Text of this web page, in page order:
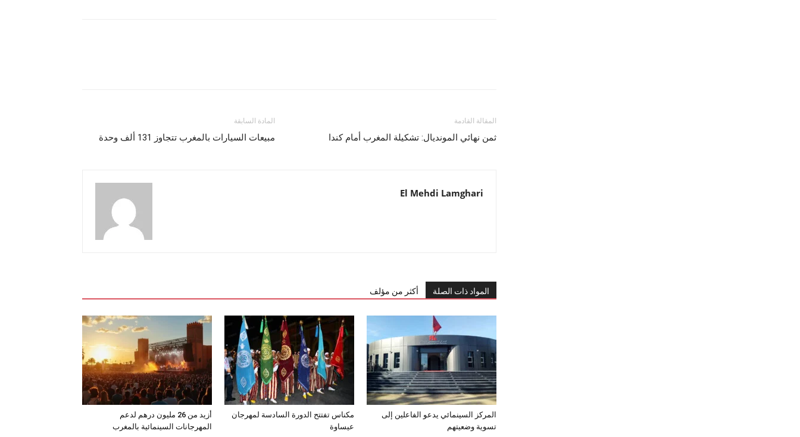
المادة السابقة
مبيعات السيارات بالمغرب تتجاوز 131 ألف وحدة
المقالة القادمة
ثمن نهائي المونديال: تشكيلة المغرب أمام كندا
El Mehdi Lamghari
المواد ذات الصلة أكثر من مؤلف
أزيد من 26 مليون درهم لدعم
المهرجانات السينمائية بالمغرب
مكناس تفتتح الدورة السادسة لمهرجان
عيساوة
المركز السينمائي يدعو الفاعلين إلى
تسوية وضعيتهم